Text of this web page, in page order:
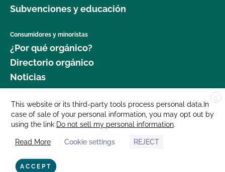
Subvenciones y educación
Consumidores y minoristas
¿Por qué orgánico?
Directorio orgánico
Noticias
Donar
Carreras profesionales
Sala de prensa
Contáctenos
877 Cedar Street, Suite 248, Santa Cruz, CA 95060 © 2025 CCOF.org
X
This website or its third-party tools process personal data.In
case of sale of your personal information, you may opt out by
using the link Do not sell my personal information.
Read More Cookie settings REJECT
ACCEPT